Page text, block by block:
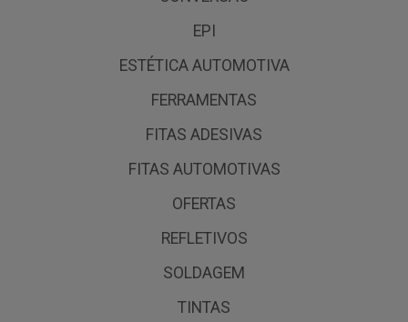
EPI
ESTÉTICA AUTOMOTIVA
FERRAMENTAS
FITAS ADESIVAS
FITAS AUTOMOTIVAS
OFERTAS
REFLETIVOS
SOLDAGEM
TINTAS